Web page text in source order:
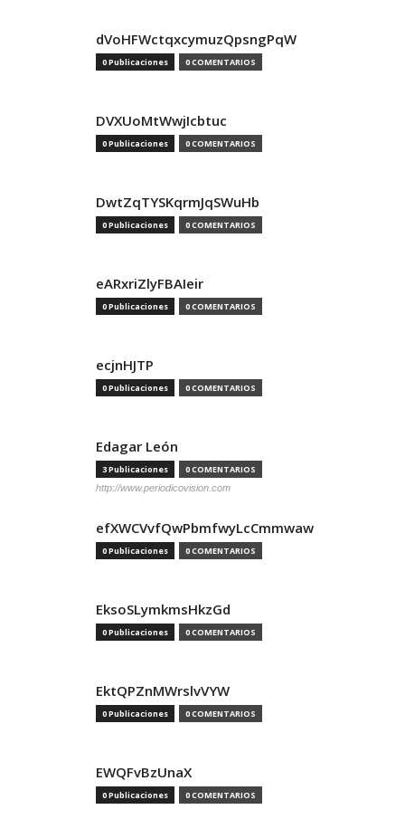
dVoHFWctqxcymuzQpsngPqW
0 Publicaciones 0 COMENTARIOS
DVXUoMtWwjIcbtuc
0 Publicaciones 0 COMENTARIOS
DwtZqTYSKqrmJqSWuHb
0 Publicaciones 0 COMENTARIOS
eARxriZlyFBAIeir
0 Publicaciones 0 COMENTARIOS
ecjnHJTP
0 Publicaciones 0 COMENTARIOS
Edagar León
3 Publicaciones 0 COMENTARIOS
http://www.periodicovision.com
efXWCVvfQwPbmfwyLcCmmwaw
0 Publicaciones 0 COMENTARIOS
EksoSLymkmsHkzGd
0 Publicaciones 0 COMENTARIOS
EktQPZnMWrslvVYW
0 Publicaciones 0 COMENTARIOS
EWQFvBzUnaX
0 Publicaciones 0 COMENTARIOS